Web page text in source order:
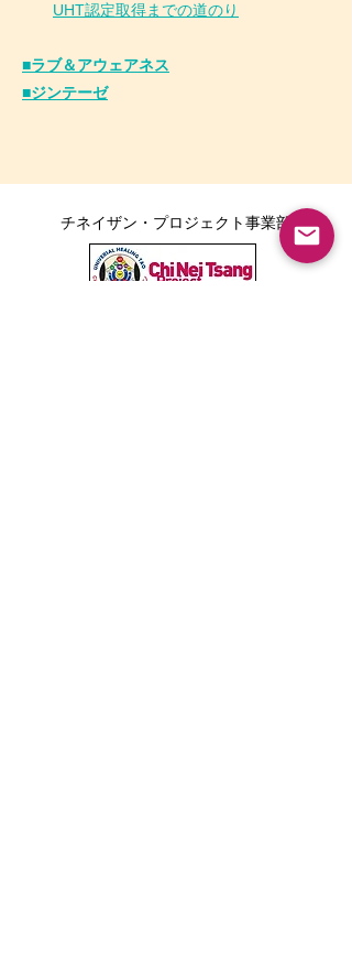
UHT認定取得までの道のり
■ラブ＆アウェアネス
■ジンテーゼ
チネイザン・プロジェクト事業部